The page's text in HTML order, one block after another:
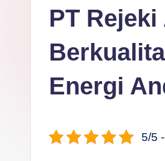
PT
Energi
5/5